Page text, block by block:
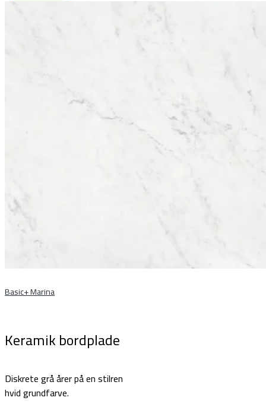
Basic+ Marina
Keramik bordplade
Diskrete grå årer på en stilren
hvid grundfarve.